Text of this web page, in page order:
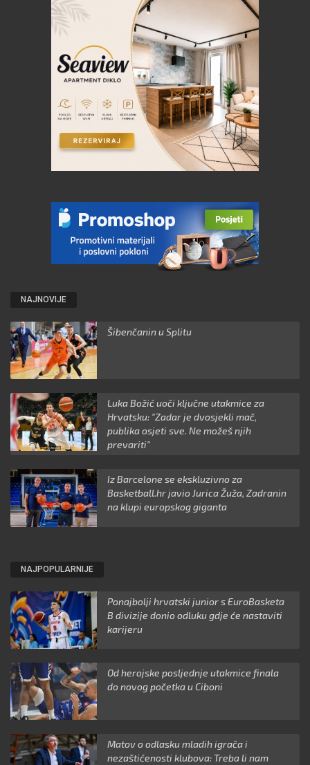
NAJNOVIJE
Šibenčanin u Splitu
Luka Božić uoči ključne utakmice za
Hrvatsku: "Zadar je dvosjekli mač,
publika osjeti sve. Ne možeš njih
prevariti"
Iz Barcelone se ekskluzivno za
Basketball.hr javio Jurica Žuža, Zadranin
na klupi europskog giganta
NAJPOPULARNIJE
Ponajbolji hrvatski junior s EuroBasketa
B divizije donio odluku gdje će nastaviti
karijeru
Od herojske posljednje utakmice finala
do novog početka u Ciboni
Matov o odlasku mladih igrača i
nezaštićenosti klubova: Treba li nam